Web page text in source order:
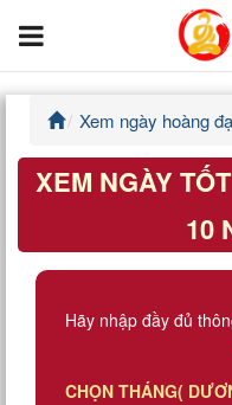
Trang chủ
Tử Vi Đẩu Số
Tử Vi 12 Con Giáp
Xem ngày hoàng
XEM NGÀY
10
Hãy nhập đầy đủ
CHỌN THÁNG(